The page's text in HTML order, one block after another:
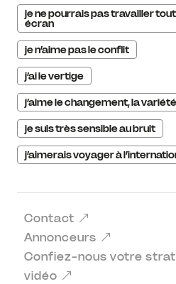
je ne pourrais pas travailler
écran
je n’aime pas le conflit
j’ai le vertige
j’aime le changement, la
je suis très sensible au bruit
j’aimerais voyager à
Contact
Annonceurs
Confiez-nous votre
vidéo